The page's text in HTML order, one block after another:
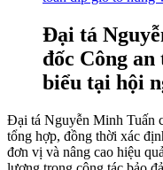
Đại tá
đốc Công
biểu tại hội
Đại tá Nguyễn Minh Tuấn
tổng hợp, đồng thời xác
đơn vị và nâng cao hiệu